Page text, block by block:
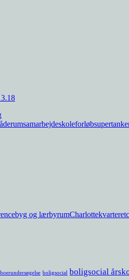
samarbejdeskoleforløb
byg og lærbyrumCharlottekvarteret
boligsocial boligsocial